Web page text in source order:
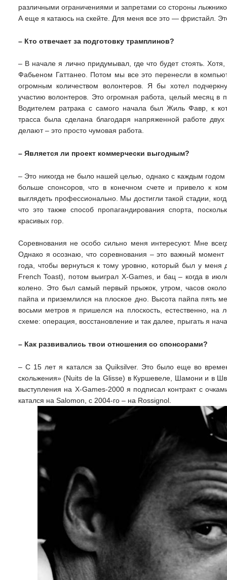
различными ограничениями и запретами со стороны
А еще я катаюсь на скейте. Для меня все это — фристайл.
– Кто отвечает за подготовку трамплинов?
– В начале я лично придумывал, где что будет стоять.
Фабьеном Гаттанео. Потом мы все это перенесли в
огромным количеством волонтеров. Я бы хотел
участию волонтеров. Это огромная работа, целый месяц
Водителем ратрака с самого начала был Жиль Фавр, к
трасса была сделана благодаря напряженной работе
делают – это просто чумовая работа.
– Является ли проект коммерчески выгодным?
– Это никогда не было нашей целью, однако с каждым годом
больше спонсоров, что в конечном счете и привело к
выглядеть профессионально. Мы достигли такой стадии,
что это также способ пропагандирования спорта,
красивых гор.
Соревнования не особо сильно меня интересуют. Мне
Однако я осознаю, что соревнования – это важный
года, чтобы вернуться к тому уровню, который был у
French Toast), потом выиграл X-Games, и бац – когда в
колено. Это был самый первый прыжок, утром, часов
пайпа и приземлился на плоское дно. Высота пайпа пять
восьми метров я пришелся на плоскость, естественно, на
схеме: операция, восстановление и так далее, прыгать я
– Как развивались твои отношения со спонсорами?
– С 15 лет я катался за Quiksilver. Это было еще во
скольжения» (Nuits de la Glisse) в Куршевеле, Шамони и в
выступления на X-Games-2000 я подписал контракт с
катался на Salomon, с 2004-го – на Rossignol.